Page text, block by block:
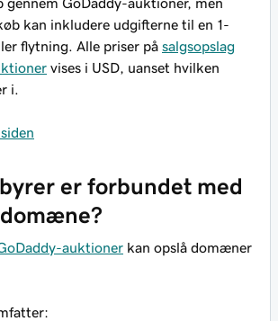
kan inkludere udgifterne til en 1-
flytning. Alle priser på salgsopslag
vises i USD, uanset hvilken
i.
er forbundet med
auktioner kan opslå domæner